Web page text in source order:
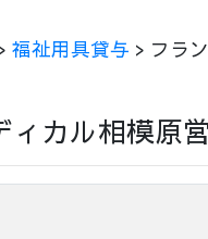
福祉用具貸与 > フラ
カル相模原